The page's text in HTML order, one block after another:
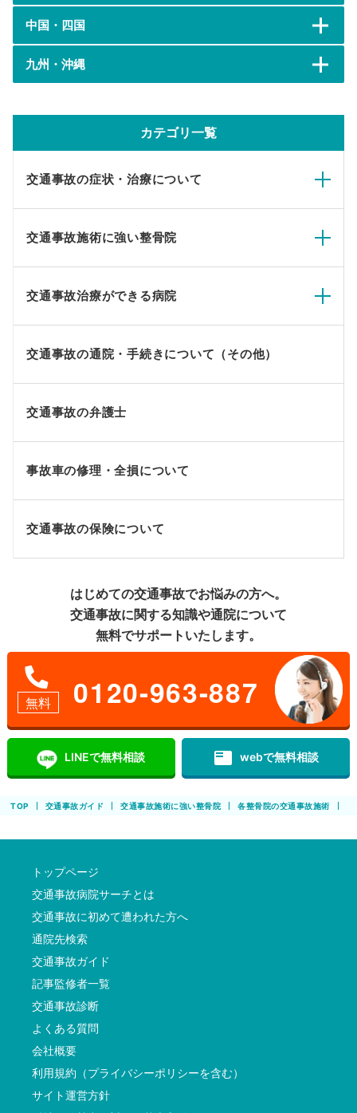
中国・四国
九州・沖縄
カテゴリ一覧
交通事故の症状・治療について
交通事故施術に強い整骨院
交通事故治療ができる病院
交通事故の通院・手続きについて（その他）
交通事故の弁護士
事故車の修理・全損について
交通事故の保険について
はじめての交通事故でお悩みの方へ。
交通事故に関する知識や通院について
無料でサポートいたします。
無料 0120-963-887
LINEで無料相談 featured_play_list webで無料相談
TOP 交通事故ガイド 交通事故施術に強い整骨院 各整骨院の交通事故施術
トップページ
交通事故病院サーチとは
交通事故に初めて遭われた方へ
通院先検索
交通事故ガイド
記事監修者一覧
交通事故診断
よくある質問
会社概要
利用規約（プライバシーポリシーを含む）
サイト運営方針